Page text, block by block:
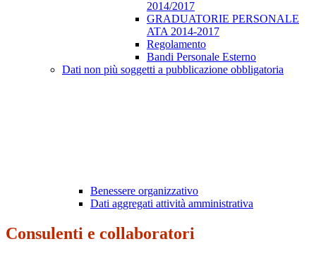
2014/2017
GRADUATORIE PERSONALE
ATA 2014-2017
Regolamento
Bandi Personale Esterno
Dati non più soggetti a pubblicazione obbligatoria
Benessere organizzativo
Dati aggregati attività amministrativa
Consulenti e collaboratori